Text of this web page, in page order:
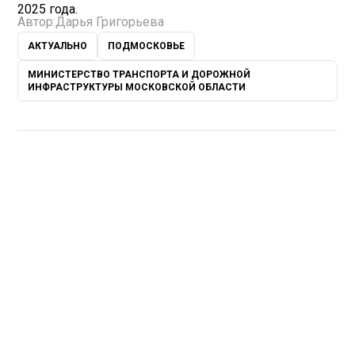
2025 года.
Автор:Дарья Григорьева
АКТУАЛЬНО ПОДМОСКОВЬЕ
МИНИСТЕРСТВО ТРАНСПОРТА И ДОРОЖНОЙ
ИНФРАСТРУКТУРЫ МОСКОВСКОЙ ОБЛАСТИ